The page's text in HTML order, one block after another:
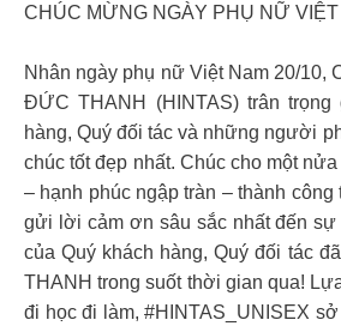
CHÚC MỪNG NGÀY PHỤ NỮ VIỆT
Nhân ngày phụ nữ Việt Nam 20/10,
ĐỨC THANH (HINTAS) trân trọng
hàng, Quý đối tác và những người
chúc tốt đẹp nhất. Chúc cho một
– hạnh phúc ngập tràn – thành công
gửi lời cảm ơn sâu sắc nhất đến
của Quý khách hàng, Quý đối tác
THANH trong suốt thời gian qua!
đi học đi làm, #HINTAS_UNISEX